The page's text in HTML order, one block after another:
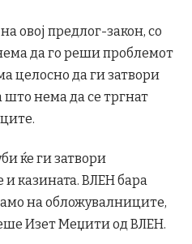
на овој предлог-закон, со
да го реши проблемот
целосно да ги затвори
што нема да се тргнат
ќе ги затвори
казината. ВЛЕН бара
на обложувалниците,
Изет Меџити од ВЛЕН.